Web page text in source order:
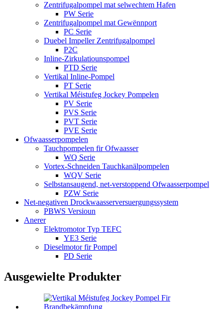
Zentrifugalpompel mat selwechtem Hafen
PW Serie
Zentrifugalpompel mat Gewënnport
PC Serie
Duebel Impeller Zentrifugalpompel
P2C
Inline-Zirkulatiounspompel
PTD Serie
Vertikal Inline-Pompel
PT Serie
Vertikal Méistufeg Jockey Pompelen
PV Serie
PVS Serie
PVT Serie
PVE Serie
Ofwaasserpompelen
Tauchpompelen fir Ofwaasser
WQ Serie
Vortex-Schneiden Tauchkanälpompelen
WQV Serie
Selbstansaugend, net-verstoppend Ofwaasserpompel
PZW Serie
Net-negativen Drockwaasserversuergungssystem
PBWS Versioun
Anerer
Elektromotor Typ TEFC
YE3 Serie
Dieselmotor fir Pompel
PD Serie
Ausgewielte Produkter